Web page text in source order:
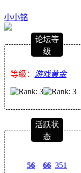
小小铭
论坛等
级
等級： 游戏黄金
活跃状
态
56 66 351